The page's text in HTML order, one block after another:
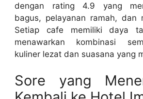
dengan rating 4.9 yang
bagus, pelayanan ramah, dan
Setiap cafe memiliki daya
menawarkan kombinasi
kuliner lezat dan suasana yang
Sore yang